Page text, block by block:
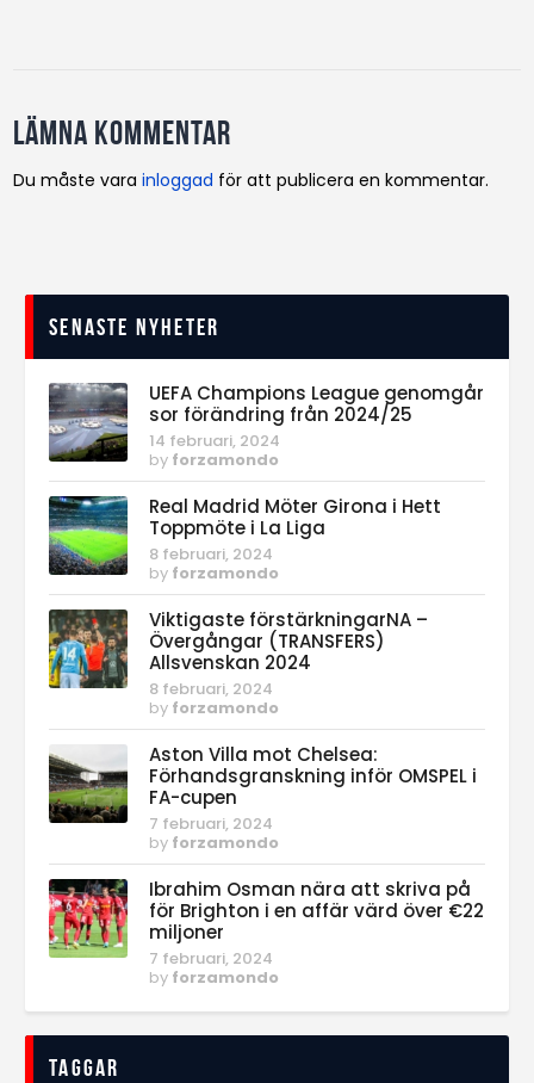
Lämna kommentar
Du måste varainloggad för att publicera en kommentar.
Senaste nyheter
UEFA Champions League genomgår
sor förändring från 2024/25
14 februari, 2024
by forzamondo
Real Madrid Möter Girona i Hett
Toppmöte i La Liga
8 februari, 2024
by forzamondo
Viktigaste förstärkningarNA –
Övergångar (TRANSFERS)
Allsvenskan 2024
8 februari, 2024
by forzamondo
Aston Villa mot Chelsea:
Förhandsgranskning inför OMSPEL i
FA-cupen
7 februari, 2024
by forzamondo
Ibrahim Osman nära att skriva på
för Brighton i en affär värd över €22
miljoner
7 februari, 2024
by forzamondo
Taggar